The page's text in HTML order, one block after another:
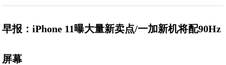
早报：iPhone 11曝大量新卖点/一加新机将配90Hz
屏幕